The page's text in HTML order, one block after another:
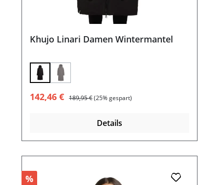
Khujo Linari Damen Wintermantel
(Diese Option ist zurzeit nicht verfügbar.)
Verkaufspreis:
142,46 € Regulärer Preis:
189,95 €(25% gespart)
Details
%